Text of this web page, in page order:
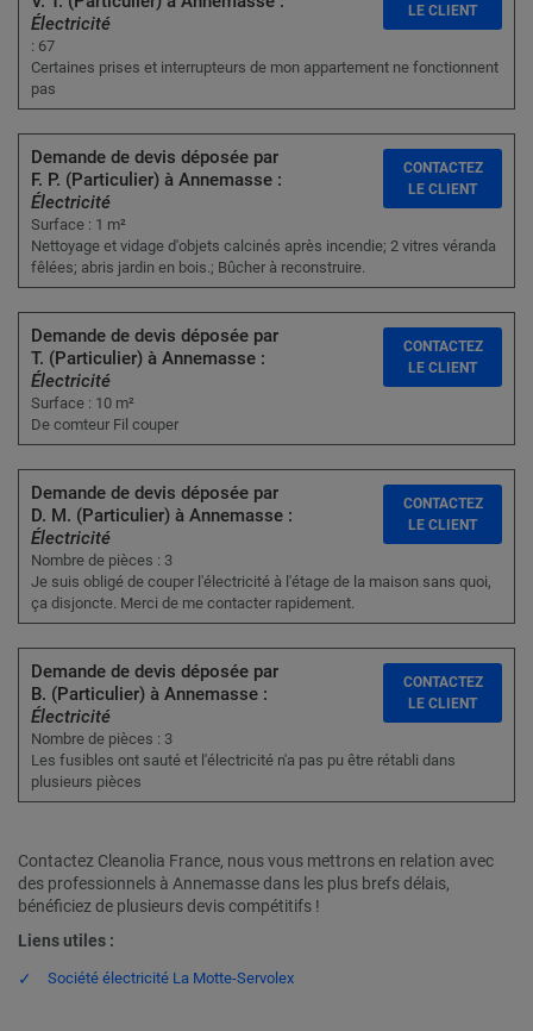
Électricité
: 67
Certaines prises et interrupteurs de mon appartement ne fonctionnent
pas
LE CLIENT
Demande de devis déposée par
F. P. (Particulier) à Annemasse :
Électricité
Surface : 1 m²
Nettoyage et vidage d'objets calcinés après incendie; 2 vitres véranda
fêlées; abris jardin en bois.; Bûcher à reconstruire.
CONTACTEZ
LE CLIENT
Demande de devis déposée par
T. (Particulier) à Annemasse :
Électricité
Surface : 10 m²
De comteur Fil couper
CONTACTEZ
LE CLIENT
Demande de devis déposée par
D. M. (Particulier) à Annemasse :
Électricité
Nombre de pièces : 3
Je suis obligé de couper l'électricité à l'étage de la maison sans quoi,
ça disjoncte. Merci de me contacter rapidement.
CONTACTEZ
LE CLIENT
Demande de devis déposée par
B. (Particulier) à Annemasse :
Électricité
Nombre de pièces : 3
Les fusibles ont sauté et l'électricité n'a pas pu être rétabli dans
plusieurs pièces
CONTACTEZ
LE CLIENT
Contactez Cleanolia France, nous vous mettrons en relation avec
des professionnels à Annemasse dans les plus brefs délais,
bénéficiez de plusieurs devis compétitifs !
Liens utiles :
Société électricité La Motte-Servolex